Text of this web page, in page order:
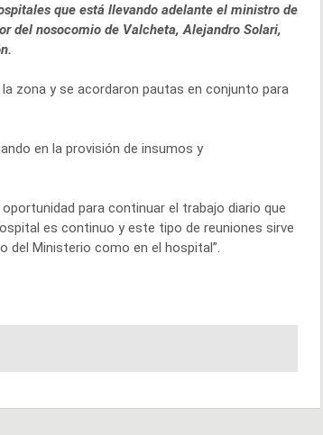
que está llevando adelante el ministro de
del nosocomio de Valcheta, Alejandro Solari,
zona y se acordaron pautas en conjunto para
en la provisión de insumos y
para continuar el trabajo diario que
es continuo y este tipo de reuniones sirve
del Ministerio como en el hospital”.